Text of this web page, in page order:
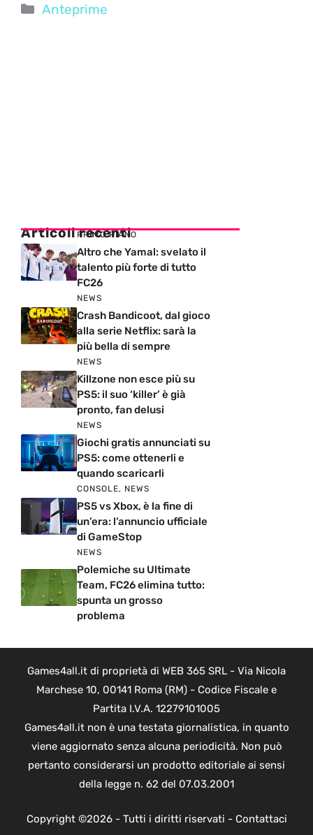
Categorie
Anteprime
Articoli recenti
PRIMO PIANO
Altro che Yamal: svelato il
talento più forte di tutto
FC26
NEWS
Crash Bandicoot, dal gioco
alla serie Netflix: sarà la
più bella di sempre
NEWS
Killzone non esce più su
PS5: il suo ‘killer’ è già
pronto, fan delusi
NEWS
Giochi gratis annunciati su
PS5: come ottenerli e
quando scaricarli
CONSOLE, NEWS
PS5 vs Xbox, è la fine di
un’era: l’annuncio ufficiale
di GameStop
NEWS
Polemiche su Ultimate
Team, FC26 elimina tutto:
spunta un grosso
problema
Games4all.it di proprietà di WEB 365 SRL - Via Nicola
Marchese 10, 00141 Roma (RM) - Codice Fiscale e
Partita I.V.A. 12279101005
Games4all.it non è una testata giornalistica, in quanto
viene aggiornato senza alcuna periodicità. Non può
pertanto considerarsi un prodotto editoriale ai sensi
della legge n. 62 del 07.03.2001
Copyright ©2026 - Tutti i diritti riservati - Contattaci